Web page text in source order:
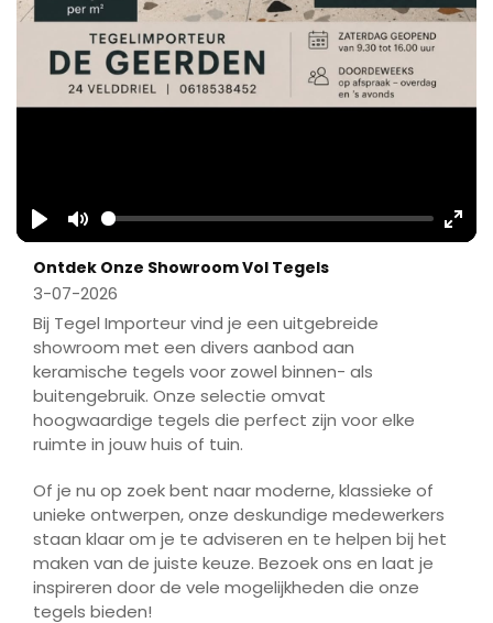
Play Mute
Ontdek Onze Showroom Vol Tegels
3-07-2026
Bij Tegel Importeur vind je een uitgebreide
showroom met een divers aanbod aan
keramische tegels voor zowel binnen- als
buitengebruik. Onze selectie omvat
hoogwaardige tegels die perfect zijn voor elke
ruimte in jouw huis of tuin.
Of je nu op zoek bent naar moderne, klassieke of
unieke ontwerpen, onze deskundige medewerkers
staan klaar om je te adviseren en te helpen bij het
maken van de juiste keuze. Bezoek ons en laat je
inspireren door de vele mogelijkheden die onze
tegels bieden!